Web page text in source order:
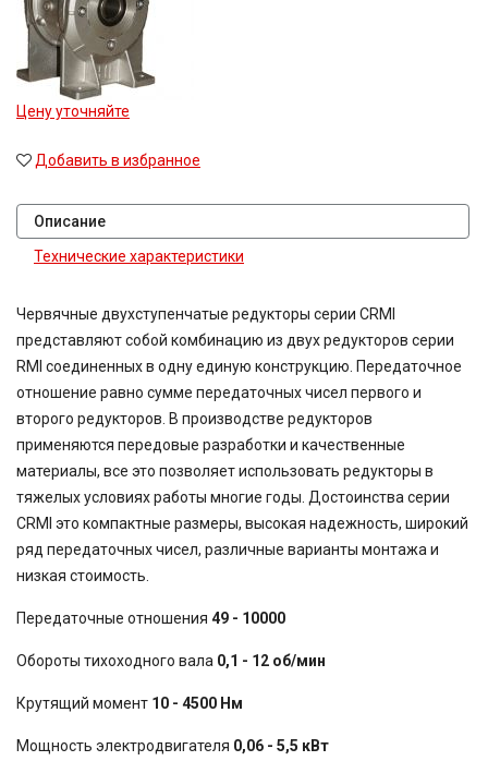
Цену уточняйте
Добавить в избранное
Описание
Технические характеристики
Червячные двухступенчатые редукторы серии CRMI
представляют собой комбинацию из двух редукторов серии
RMI соединенных в одну единую конструкцию. Передаточное
отношение равно сумме передаточных чисел первого и
второго редукторов. В производстве редукторов
применяются передовые разработки и качественные
материалы, все это позволяет использовать редукторы в
тяжелых условиях работы многие годы. Достоинства серии
CRMI это компактные размеры, высокая надежность, широкий
ряд передаточных чисел, различные варианты монтажа и
низкая стоимость.
Передаточные отношения 49 - 10000
Обороты тихоходного вала 0,1 - 12 об/мин
Крутящий момент 10 - 4500 Нм
Мощность электродвигателя 0,06 - 5,5 кВт